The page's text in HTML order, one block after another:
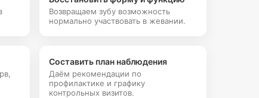
Возвращаем зубу возможность
нормально участвовать в жевании.
Составить план наблюдения
Даём рекомендации по
профилактике и графику
контрольных визитов.